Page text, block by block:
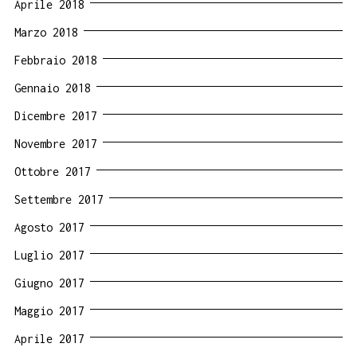
Aprile 2018
Marzo 2018
Febbraio 2018
Gennaio 2018
Dicembre 2017
Novembre 2017
Ottobre 2017
Settembre 2017
Agosto 2017
Luglio 2017
Giugno 2017
Maggio 2017
Aprile 2017